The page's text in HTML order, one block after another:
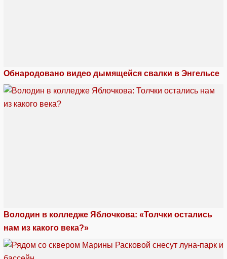
Обнародовано видео дымящейся свалки в Энгельсе
Володин в колледже Яблочкова: «Толчки остались
нам из какого века?»